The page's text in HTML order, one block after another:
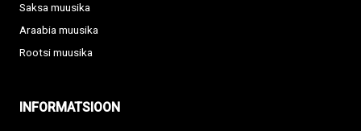
Saksa muusika
Araabia muusika
Rootsi muusika
INFORMATSIOON